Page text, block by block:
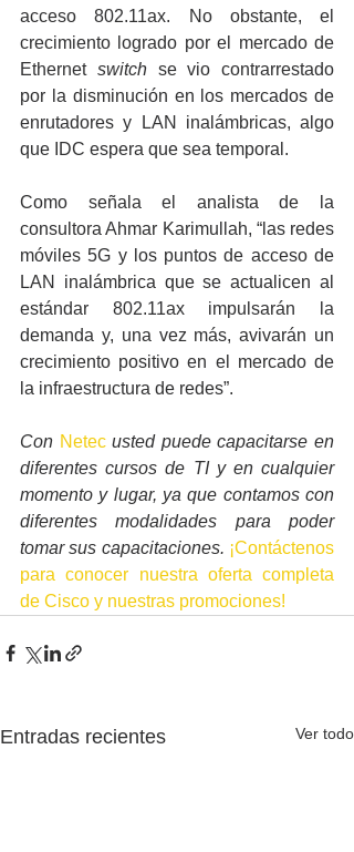
acceso 802.11ax. No obstante, el
crecimiento logrado por el mercado de
Ethernet switch se vio contrarrestado
por la disminución en los mercados de
enrutadores y LAN inalámbricas, algo
que IDC espera que sea temporal.
Como señala el analista de la
consultora Ahmar Karimullah, “las redes
móviles 5G y los puntos de acceso de
LAN inalámbrica que se actualicen al
estándar 802.11ax impulsarán la
demanda y, una vez más, avivarán un
crecimiento positivo en el mercado de
la infraestructura de redes”.
Con Netec usted puede capacitarse en
diferentes cursos de TI y en cualquier
momento y lugar, ya que contamos con
diferentes modalidades para poder
tomar sus capacitaciones. ¡Contáctenos
para conocer nuestra oferta completa
de Cisco y nuestras promociones!
Entradas recientes Ver todo